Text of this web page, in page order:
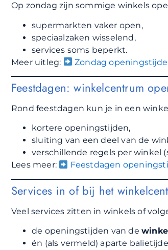
Op zondag zijn sommige winkels
supermarkten vaker open,
speciaalzaken wisselend,
services soms beperkt.
Meer uitleg:
Zondag
Feestdagen: winkelcentrum
Rond feestdagen kun je in een
kortere openingstijden,
sluiting van een deel van de
verschillende regels per winkel
Lees meer:
Feestdagen
Services in of bij het
Veel services zitten in winkels of
de openingstijden van de
én (als vermeld) aparte